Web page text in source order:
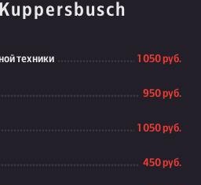
техники 1 050 руб.
950 руб.
1 050 руб.
450 руб.